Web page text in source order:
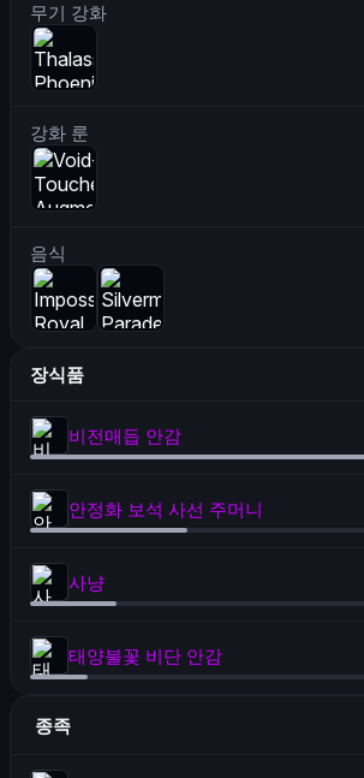
무기 강화
강화 룬
음식
장식품
비전매듭 안감
안정화 보석 사선 주머니
사냥
태양불꽃 비단 안감
종족